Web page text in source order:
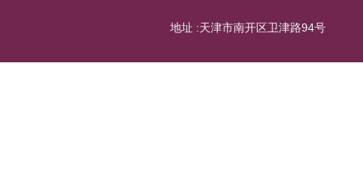
地址 :天津市南开区卫津路94号